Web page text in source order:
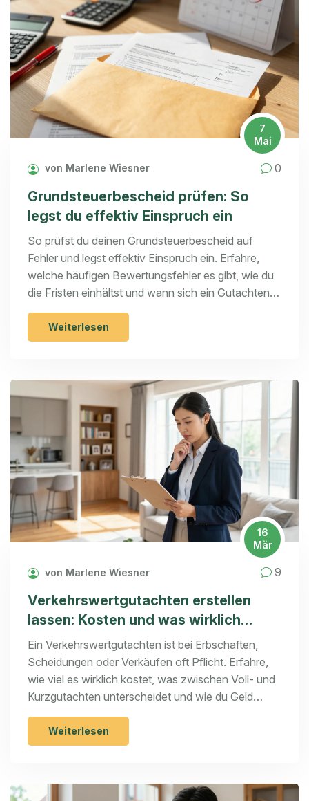
7
Mai
von Marlene Wiesner 0
Grundsteuerbescheid prüfen: So
legst du effektiv Einspruch ein
So prüfst du deinen Grundsteuerbescheid auf
Fehler und legst effektiv Einspruch ein. Erfahre,
welche häufigen Bewertungsfehler es gibt, wie du
die Fristen einhältst und wann sich ein Gutachten
lohnt.
Weiterlesen
16
Mär
von Marlene Wiesner 9
Verkehrswertgutachten erstellen
lassen: Kosten und was wirklich
drinsteckt
Ein Verkehrswertgutachten ist bei Erbschaften,
Scheidungen oder Verkäufen oft Pflicht. Erfahre,
wie viel es wirklich kostet, was zwischen Voll- und
Kurzgutachten unterscheidet und wie du Geld
sparst, ohne Qualität zu verlieren.
Weiterlesen